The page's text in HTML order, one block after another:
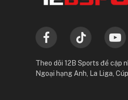
Facebook TikTok
Theo dõi 12B Sports để cập
Ngoại hạng Anh, La Liga,